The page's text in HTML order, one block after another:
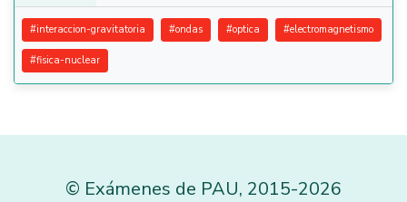
#interaccion-gravitatoria #ondas #optica #electromagnetismo
#fisica-nuclear
© Exámenes de PAU, 2015-2026